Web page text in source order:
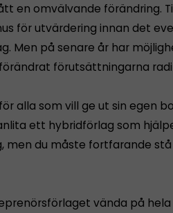
en omvälvande förändring.
för utvärdering innan det
Men på senare år har
förutsättningarna
alla som vill ge ut sin egen
ett hybridförlag som
men du måste fortfarande
vända på hela